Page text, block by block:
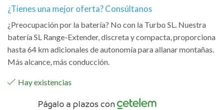
¿Tienes una mejor oferta? Consúltanos
¿Preocupación por la batería? No con la Turbo SL. Nuestra
batería SL Range-Extender, discreta y compacta, proporciona
hasta 64 km adicionales de autonomía para allanar montañas.
Más alcance, más conducción.
Hay existencias
Págalo a plazos con